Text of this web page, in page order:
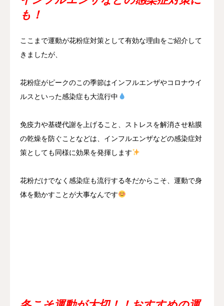
も！
ここまで運動が花粉症対策として有効な理由をご紹介して
きましたが、
花粉症がピークのこの季節はインフルエンザやコロナウイ
ルスといった感染症も大流行中
免疫力や基礎代謝を上げること、ストレスを解消させ粘膜
の乾燥を防ぐことなどは、インフルエンザなどの感染症対
策としても同様に効果を発揮します
花粉だけでなく感染症も流行する冬だからこそ、運動で身
体を動かすことが大事なんです